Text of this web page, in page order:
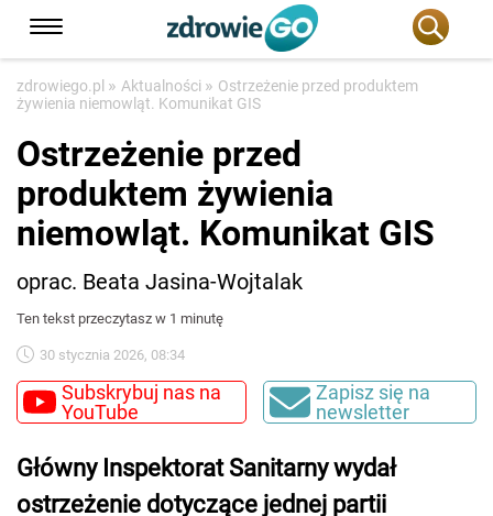
zdrowiego.pl » Aktualności » Ostrzeżenie przed produktem
żywienia niemowląt. Komunikat GIS
Ostrzeżenie przed
produktem żywienia
niemowląt. Komunikat GIS
oprac. Beata Jasina-Wojtalak
Ten tekst przeczytasz w 1 minutę
30 stycznia 2026, 08:34
Subskrybuj nas na
YouTube
Zapisz się na
newsletter
Główny Inspektorat Sanitarny wydał
ostrzeżenie dotyczące jednej partii